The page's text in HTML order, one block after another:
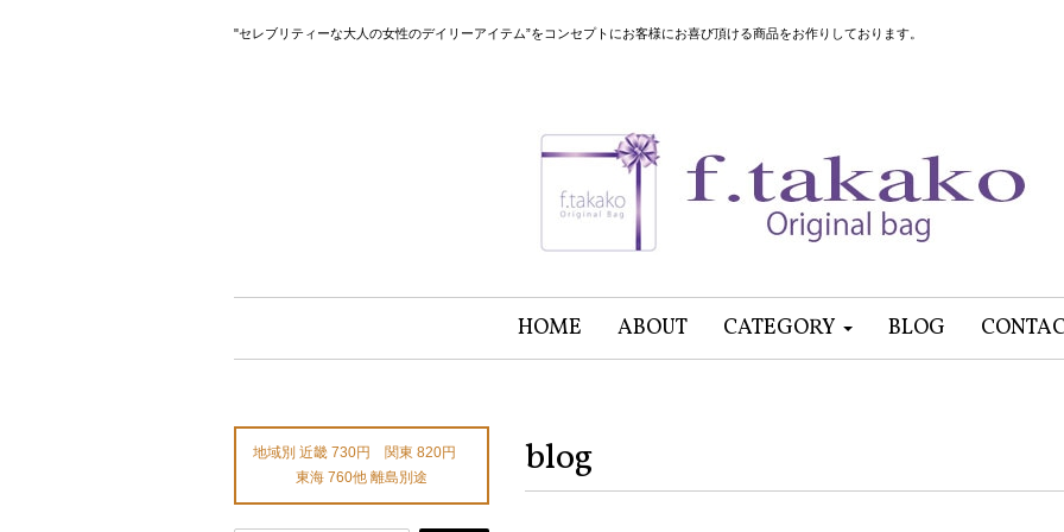
"セレブリティーな大人の女性のデイリーアイテム”をコンセプトにお客様にお喜び頂ける商品をお作りしております。
HOME ABOUT CATEGORY BLOG
blog
地域別 近畿 730円 関東 820円
東海 760他 離島別途